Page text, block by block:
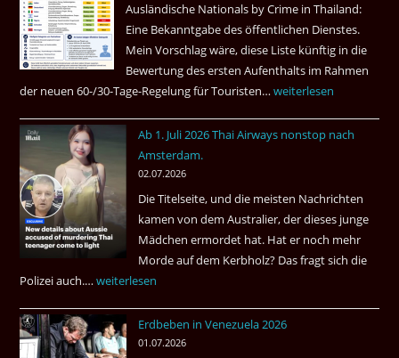
Gebiet
Ausländische Nationals by Crime in Thailand:
Eine Bekanntgabe des öffentlichen Dienstes.
Mein Vorschlag wäre, diese Liste künftig in die
Bewertung des ersten Aufenthalts im Rahmen
der neuen 60-/30-Tage-Regelung für Touristen…Tourismus:
Einreiseland
höchste
Kriminalität
aus?
weiterlesen
Ab 1. Juli 2026 Thai Airways nonstop nach
Amsterdam.
02.07.2026
Die Titelseite, und die meisten Nachrichten
kamen von dem Australier, der dieses junge
Mädchen ermordet hat. Hat er noch mehr
Morde auf dem Kerbholz? Das fragt sich die
Polizei auch.…Ab
Juli
2026
weiterlesen
Erdbeben in Venezuela 2026
01.07.2026